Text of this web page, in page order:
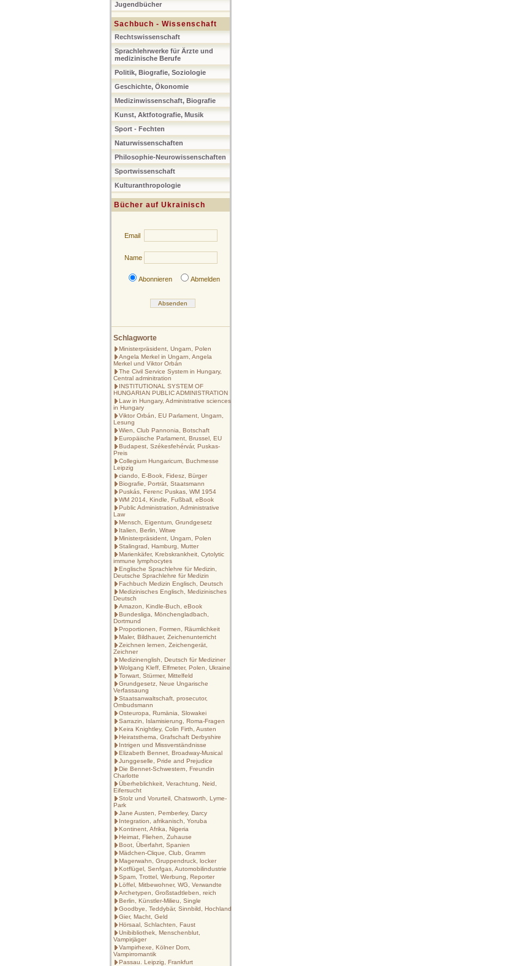
Jugendbücher
Sachbuch - Wissenschaft
Rechtswissenschaft
Sprachlehrwerke für Ärzte und
medizinische Berufe
Politik, Biografie, Soziologie
Geschichte, Ökonomie
Medizinwissenschaft, Biografie
Kunst, Aktfotografie, Musik
Sport - Fechten
Naturwissenschaften
Philosophie-Neurowissenschaften
Sportwissenschaft
Kulturanthropologie
Bücher auf Ukrainisch
Email
Name
Abonnieren Abmelden
Schlagworte
Ministerpräsident, Ungarn, Polen
Angela Merkel in Ungarn, Angela
Merkel und Viktor Orbán
The Civil Service System in Hungary,
Central adminitration
INSTITUTIONAL SYSTEM OF
HUNGARIAN PUBLIC ADMINISTRATION
Law in Hungary, Administrative sciences
in Hungary
Viktor Orbán, EU Parlament, Ungarn,
Lesung
Wien, Club Pannonia, Botschaft
Europäische Parlament, Brussel, EU
Budapest, Székesfehérvár, Puskas-
Preis
Collegium Hungaricum, Buchmesse
Leipzig
ciando, E-Book, Fidesz, Bürger
Biografie, Porträt, Staatsmann
Puskás, Ferenc Puskas, WM 1954
WM 2014, Kindle, Fußball, eBook
Public Administration, Administrative
Law
Mensch, Eigentum, Grundgesetz
Italien, Berlin, Witwe
Ministerpräsident, Ungarn, Polen
Stalingrad, Hamburg, Mutter
Marienkäfer, Krebskrankheit, Cytolytic
immune lymphocytes
Englische Sprachlehre für Medizin,
Deutsche Sprachlehre für Medizin
Fachbuch Medizin Englisch, Deutsch
Medizinisches Englisch, Medizinisches
Deutsch
Amazon, Kindle-Buch, eBook
Bundesliga, Mönchengladbach,
Dortmund
Proportionen, Formen, Räumlichkeit
Maler, Bildhauer, Zeichenunterricht
Zeichnen lernen, Zeichengerät,
Zeichner
Medizinenglish, Deutsch für Mediziner
Wolgang Kleff, Elfmeter, Polen, Ukraine
Torwart, Stürmer, Mittelfeld
Grundgesetz, Neue Ungarische
Verfassaung
Staatsanwaltschaft, prosecutor,
Ombudsmann
Osteuropa, Rumänia, Slowakei
Sarrazin, Islamisierung, Roma-Fragen
Keira Knightley, Colin Firth, Austen
Heiratsthema, Grafschaft Derbyshire
Intrigen und Missverständnisse
Elizabeth Bennet, Broadway-Musical
Junggeselle, Pride and Prejudice
Die Bennet-Schwestern, Freundin
Charlotte
Überheblichkeit, Verachtung, Neid,
Eifersucht
Stolz und Vorurteil, Chatsworth, Lyme-
Park
Jane Austen, Pemberley, Darcy
Integration, afrikanisch, Yoruba
Kontinent, Afrika, Nigeria
Heimat, Fliehen, Zuhause
Boot, Überfahrt, Spanien
Mädchen-Clique, Club, Gramm
Magerwahn, Gruppendruck, locker
Kotflügel, Senfgas, Automobilindustrie
Spam, Trottel, Werbung, Reporter
Löffel, Mitbewohner, WG, Verwandte
Archetypen, Großstadtleben, reich
Berlin, Künstler-Milieu, Single
Goodbye, Teddybär, Sinnbild, Hochland
Gier, Macht, Geld
Hörsaal, Schlachten, Faust
Unibibliothek, Menschenblut,
Vampirjäger
Vampirhexe, Kölner Dom,
Vampirromantik
Passau. Leipzig, Frankfurt